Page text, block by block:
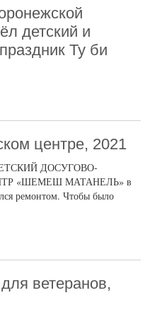
детский и
Ту би
центре, 2021
ДЕТСКИЙ ДОСУГОВО-
«ШЕМЕШ МАТАНЕЛЬ» в
ремонтом. Чтобы было
ветеранов,